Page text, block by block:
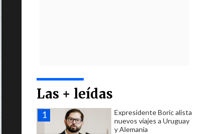
Las + leídas
Expresidente Boric alista
nuevos viajes a Uruguay
y Alemania